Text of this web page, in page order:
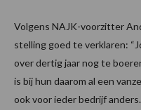
Volgens NAJK-voorzitter
stelling goed te verklaren:
over dertig jaar nog te
is bij hun daarom al een
ook voor ieder bedrijf